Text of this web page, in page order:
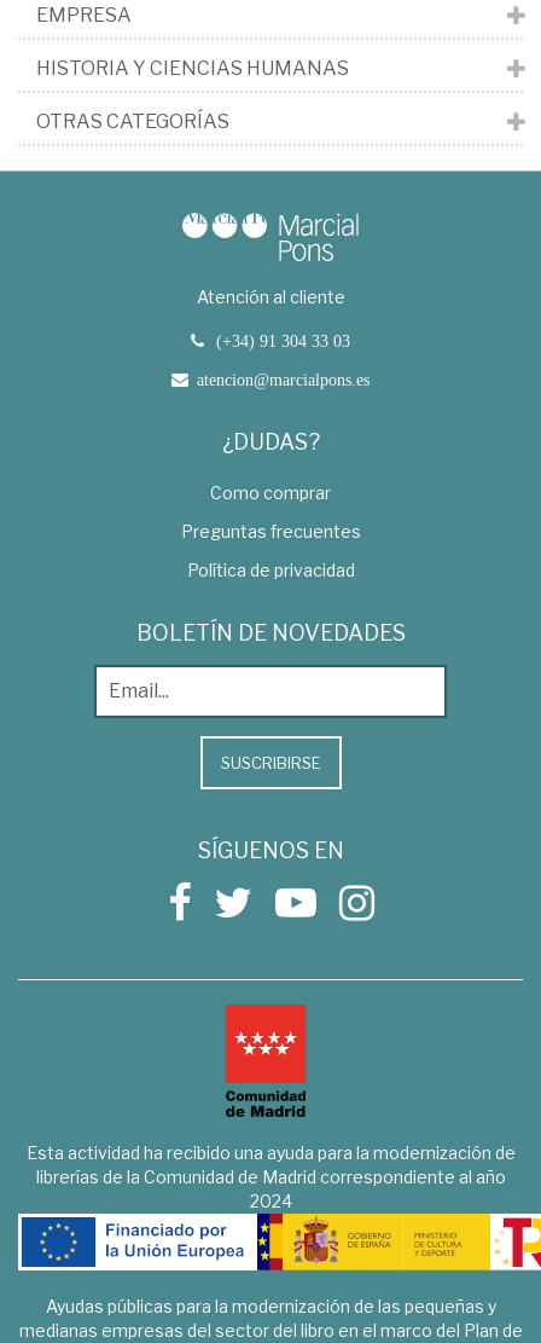
EMPRESA
HISTORIA Y CIENCIAS HUMANAS
OTRAS CATEGORÍAS
Atención al cliente
(+34) 91 304 33 03
atencion@marcialpons.es
¿DUDAS?
Como comprar
Preguntas frecuentes
Política de privacidad
BOLETÍN DE NOVEDADES
SUSCRIBIRSE
SÍGUENOS EN
Esta actividad ha recibido una ayuda para la modernización de
librerías de la Comunidad de Madrid correspondiente al año
2024
Ayudas públicas para la modernización de las pequeñas y
medianas empresas del sector del libro en el marco del Plan de